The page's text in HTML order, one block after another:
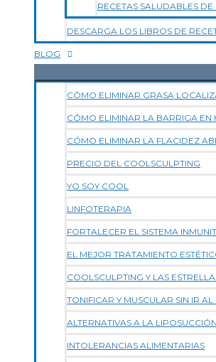
RECETAS SALUDABLES DE
DESCARGA LOS LIBROS DE
BLOG
CÓMO ELIMINAR GRASA
CÓMO ELIMINAR LA BARRIGA EN
CÓMO ELIMINAR LA FLACIDEZ
PRECIO DEL COOLSCULPTING
YO SOY COOL
LINFOTERAPIA
FORTALECER EL SISTEMA
EL MEJOR TRATAMIENTO
COOLSCULPTING Y LAS
TONIFICAR Y MUSCULAR SIN IR AL
ALTERNATIVAS A LA LIPOSUCCIÓN
INTOLERANCIAS ALIMENTARIAS